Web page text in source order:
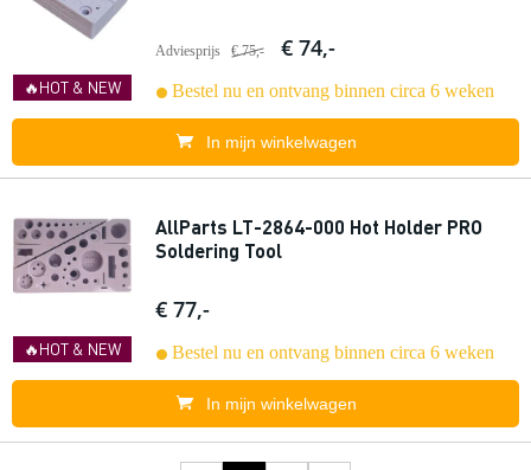
🔥HOT & NEW
Adviesprijs € 75,- € 74,-
Bestel nu en ontvang binnen circa 6 weken
In mijn winkelwagen
🔥HOT & NEW
AllParts LT-2864-000 Hot Holder PRO
Soldering Tool
€ 77,-
Bestel nu en ontvang binnen circa 6 weken
In mijn winkelwagen